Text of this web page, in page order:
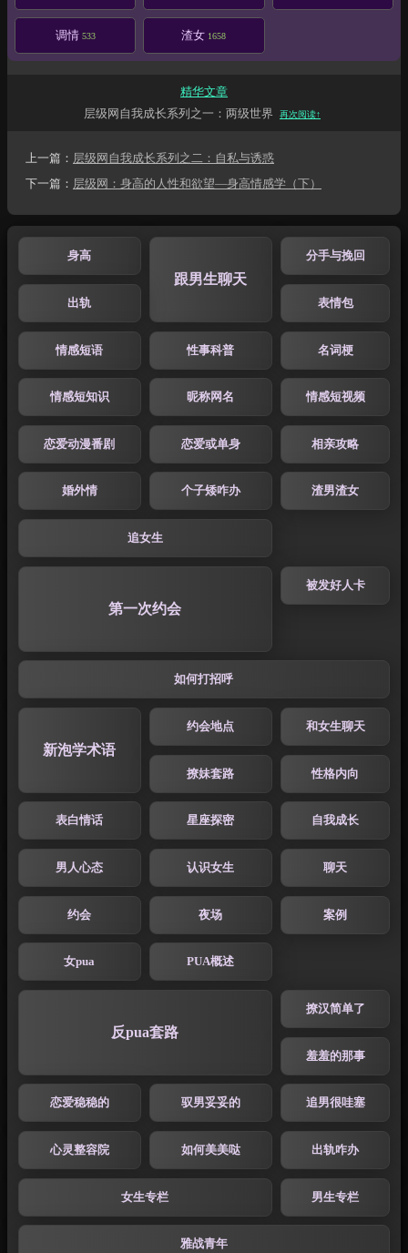
调情 533 渣女 1658
精华文章
层级网自我成长系列之一：两级世界
再次阅读↑
上一篇： 层级网自我成长系列之二：自私与诱惑
下一篇： 层级网：身高的人性和欲望—身高情感学（下）
身高
跟男生聊天
分手与挽回
出轨 表情包
情感短语 性事科普 名词梗
情感短知识 昵称网名 情感短视频
恋爱动漫番剧 恋爱或单身 相亲攻略
婚外情 个子矮咋办 渣男渣女
追女生
第一次约会
被发好人卡
如何打招呼
新泡学术语
约会地点 和女生聊天
撩妹套路 性格内向
表白情话 星座探密 自我成长
男人心态 认识女生 聊天
约会 夜场 案例
女pua PUA概述
反pua套路
撩汉简单了
羞羞的那事
恋爱稳稳的 驭男妥妥的 追男很哇塞
心灵整容院 如何美美哒 出轨咋办
女生专栏 男生专栏
雅战青年